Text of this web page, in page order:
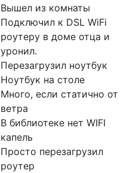
Вышел из комнаты
Подключил к DSL WiFi
роутеру в доме отца и
уронил.
Перезагрузил ноутбук
Ноутбук на столе
Много, если статично от
ветра
В библиотеке нет WIFI
капель
Просто перезагрузил
роутер